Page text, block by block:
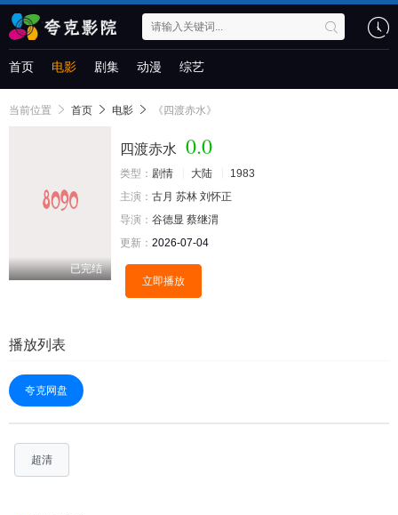
首页 电影 剧集 动漫 综艺
当前位置 首页 电影 《四渡赤水》
已完结
四渡赤水 0.0
类型： 剧情 大陆
1983
主演： 古月 苏林 刘怀正
导演： 谷德显 蔡继渭
更新： 2026-07-04
立即播放
播放列表
夸克网盘
超清